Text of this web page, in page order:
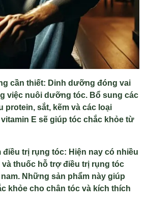
cần thiết: Dinh dưỡng đóng vai
việc nuôi dưỡng tóc. Bổ sung các
protein, sắt, kẽm và các loại
E sẽ giúp tóc chắc khỏe từ
trị rụng tóc: Hiện nay có nhiều
và thuốc hỗ trợ điều trị rụng tóc
Những sản phẩm này giúp
khỏe cho chân tóc và kích thích